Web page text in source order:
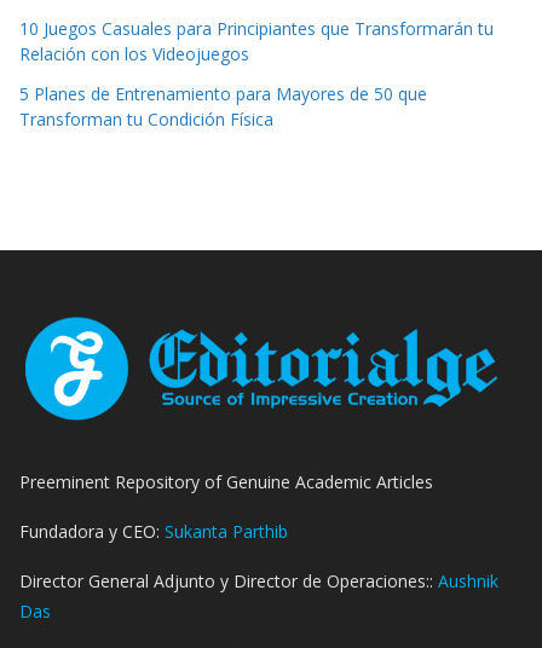
10 Juegos Casuales para Principiantes que Transformarán tu
Relación con los Videojuegos
5 Planes de Entrenamiento para Mayores de 50 que
Transforman tu Condición Física
Preeminent Repository of Genuine Academic Articles
Fundadora y CEO: Sukanta Parthib
Director General Adjunto y Director de Operaciones:: Aushnik
Das